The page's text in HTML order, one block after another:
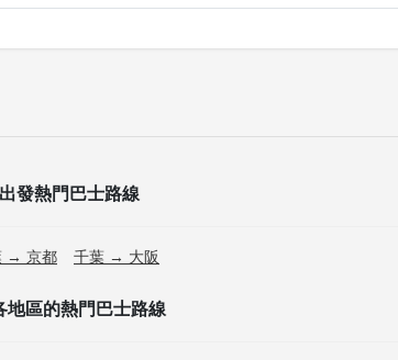
出發熱門巴士路線
→ 京都 千葉 → 大阪
地區的熱門巴士路線